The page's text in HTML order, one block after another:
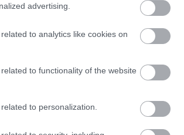
advertising.
to analytics like cookies on
to functionality of the website
to personalization.